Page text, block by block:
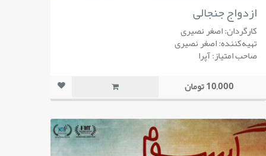
ازدواج جنجالی
کارگردان: اصغر نصیری
تهیه‌کننده: اصغر نصیری
صاحب امتیاز: آپرا
10,000 تومان